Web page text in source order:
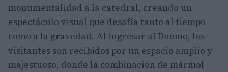
monumentalidad a la catedral, creando un
espectáculo visual que desafía tanto al tiempo
como a la gravedad. Al ingresar al Duomo, los
visitantes son recibidos por un espacio amplio y
majestuoso, donde la combinación de mármol